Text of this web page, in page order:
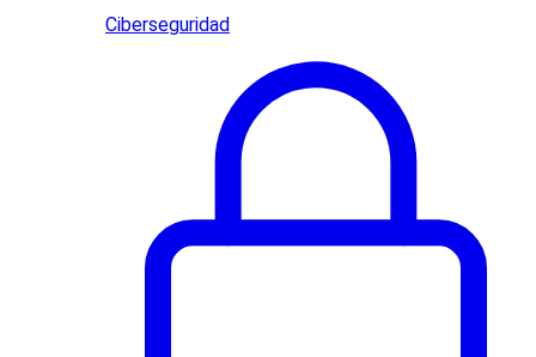
Ciberseguridad